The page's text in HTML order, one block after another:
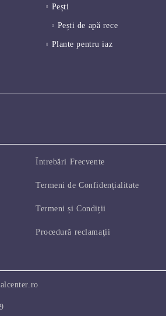
Pești
Pești de apă rece
Plante pentru iaz
Întrebări Frecvente
Termeni de Confidențialitate
Termeni și Condiții
Procedură reclamaţii